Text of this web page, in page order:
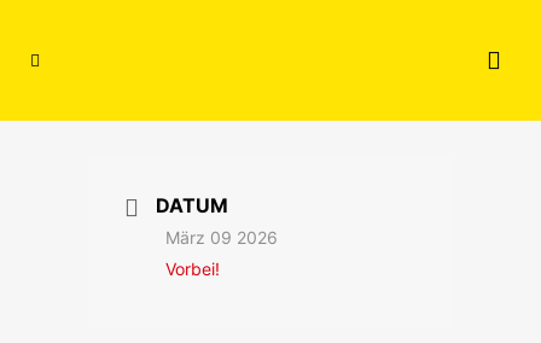
DATUM
März 09 2026
Vorbei!